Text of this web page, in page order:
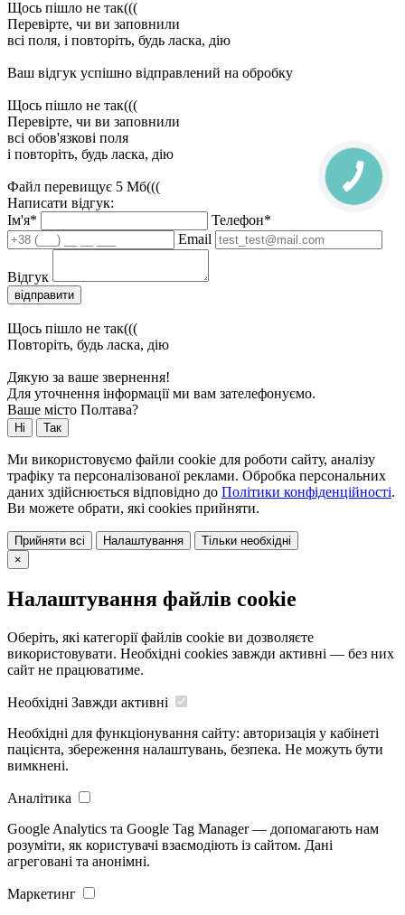
Щось пішло не так(((
Перевірте, чи ви заповнили
всі поля, і повторіть, будь ласка, дію
Ваш відгук успішно відправлений на обробку
Щось пішло не так(((
Перевірте, чи ви заповнили
всі обов'язкові поля
і повторіть, будь ласка, дію
Файл перевищує 5 Мб(((
Написати відгук:
Ім'я*
Телефон*
Email
Відгук
відправити
Щось пішло не так(((
Повторіть, будь ласка, дію
Дякую за ваше звернення!
Для уточнення інформації ми вам зателефонуємо.
Ваше місто Полтава?
Ні Так
Ми використовуємо файли cookie для роботи сайту, аналізу
трафіку та персоналізованої реклами. Обробка персональних
даних здійснюється відповідно до Політики конфіденційності.
Ви можете обрати, які cookies прийняти.
Прийняти всі Налаштування
Тільки необхідні
×
Налаштування файлів cookie
Оберіть, які категорії файлів cookie ви дозволяєте
використовувати. Необхідні cookies завжди активні — без них
сайт не працюватиме.
Необхідні Завжди активні
Необхідні для функціонування сайту: авторизація у кабінеті
пацієнта, збереження налаштувань, безпека. Не можуть бути
вимкнені.
Аналітика
Google Analytics та Google Tag Manager — допомагають нам
розуміти, як користувачі взаємодіють із сайтом. Дані
агреговані та анонімні.
Маркетинг